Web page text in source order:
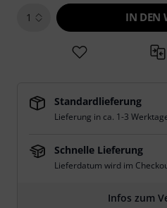
1 IN DEN
Standardlieferung
Lieferung in ca. 1-3
Schnelle Lieferung
Lieferdatum wird im
Infos zum